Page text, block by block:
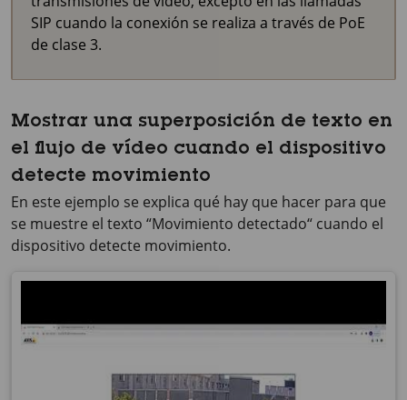
SIP cuando la conexión se realiza a través de PoE
de clase 3.
Mostrar una superposición de texto en
el flujo de vídeo cuando el dispositivo
detecte movimiento
En este ejemplo se explica qué hay que hacer para que
se muestre el texto “Movimiento detectado“ cuando el
dispositivo detecte movimiento.